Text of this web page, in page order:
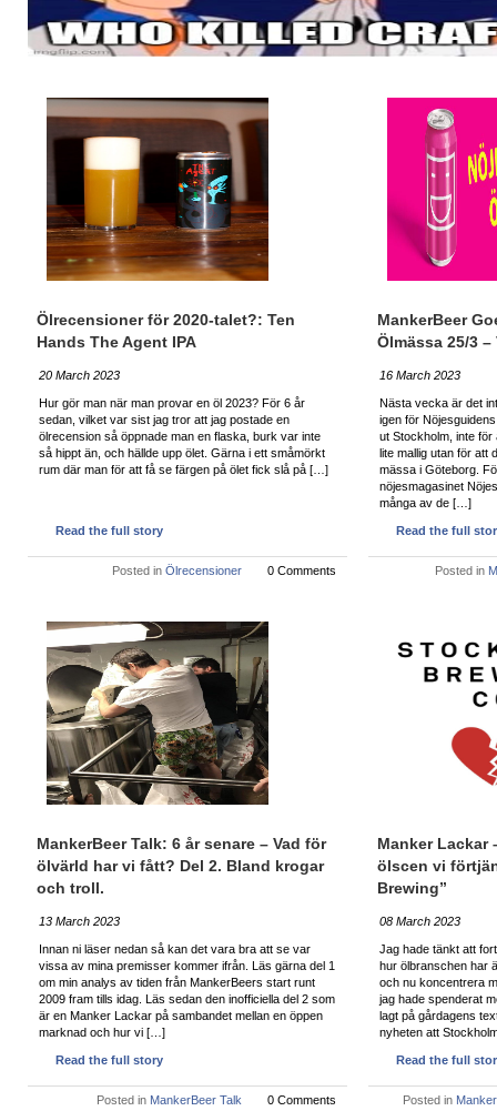
nedskärningar, konkurser och mer krig. Jippie, precis vad vi behövde. Tyvärr blev
kom att utsätta redan hårt prövade bryggerier än mer. Men det är ju en Manker
kommer att gnällas […]
Ölrecensioner för 2020-talet?: Ten
Hands The Agent IPA
20 March 2023
Hur gör man när man provar en öl 2023? För 6 år
sedan, vilket var sist jag tror att jag postade en
ölrecension så öppnade man en flaska, burk var inte
så hippt än, och hällde upp ölet. Gärna i ett småmörkt
rum där man för att få se färgen på ölet fick slå på […]
Read the full story
Posted in Ölrecensioner 0 Comments
MankerBeer
Ölmässa 25/3
16 March 2023
Nästa vecka är det
igen för
ut Stockholm, inte
lite mallig utan för att
mässa i Göteborg.
nöjesmagasinet
många av de […]
Read the full
Posted in
MankerBeer Talk: 6 år senare – Vad för
ölvärld har vi fått? Del 2. Bland krogar
och troll.
13 March 2023
Innan ni läser nedan så kan det vara bra att se var
vissa av mina premisser kommer ifrån. Läs gärna del 1
om min analys av tiden från MankerBeers start runt
2009 fram tills idag. Läs sedan den inofficiella del 2 som
är en Manker Lackar på sambandet mellan en öppen
marknad och hur vi […]
Read the full story
Posted in MankerBeer Talk 0 Comments
Manker Lackar
ölscen vi
Brewing”
08 March 2023
Jag hade tänkt att
hur ölbranschen har
och nu koncentrera
jag hade spenderat
lagt på gårdagens
nyheten att
Read the full
Posted in